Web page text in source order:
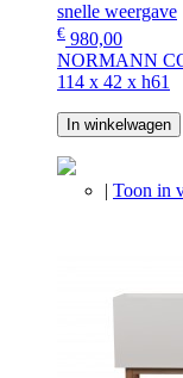
snelle weergave
€ 980,00
NORMANN
114 x 42 x h61
In winkelwagen
| Toon in